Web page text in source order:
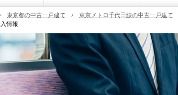
東京都の中古一戸建て
東京メトロ千代田線の中古一戸建て
情報